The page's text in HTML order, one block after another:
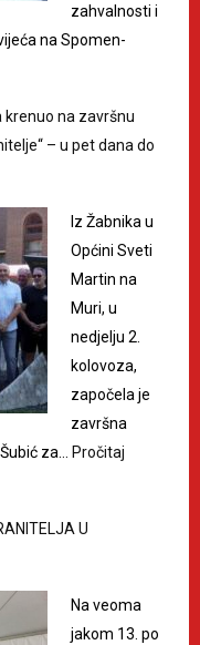
zahvalnosti i
na Spomen-
krenuo na završnu
– u pet dana do
Iz Žabnika u
Općini Sveti
Martin na
Muri, u
nedjelju 2.
kolovoza,
započela je
završna
za…
Pročitaj
U
Na veoma
jakom 13. po